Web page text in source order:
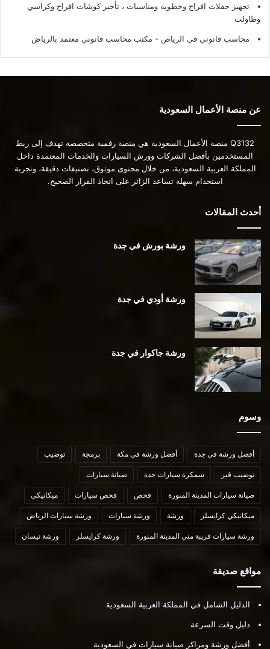
تجهيز حفلات افراح وخطوبة ومناسبات ، تأجير كوشات افراح وكراسي
وطاولت
محاسب قانوني في الرياض - مكتب محاسب قانوني معتمد بالرياض
عن منصة الأعمال السعودية
Q3132 منصة الأعمال السعودية هي منصة رقمية متخصصة تهدف إلى ربط
المستخدمين بأفضل الشركات وورش السيارات والخدمات المعتمدة داخل
المملكة العربية السعودية، من خلال محتوى موثوق، تصنيفات دقيقة، وتجربة
استخدام سهلة تساعد الزائر على اتخاذ القرار الصحيح.
أحدث المقالات
ورشة بورش في جدة
ورشة أودي في جدة
ورشة جاكوار في جدة
وسوم
أفضل ورشة في جدة أفضل ورشة في مكة برمجة توضيب
توضيب قير سمكرة سيارات جدة صيانة سيارات
صيانة سيارات المدينة المنورة فحص فحص سيارات ميكانيكي
ميكانيكي كرايسلر ورشة ورشة سيارات ورشة سيارات الرياض
ورشة سيارات قريبة مني المدينة المنورة ورشة كرايسلر ورشة نيسان
مواقع صديقة
الدليل الشامل في المملكة العربية السعودية
دليل وقت السرعة
أفضل ورشة ومراكز صيانة سيارات في السعودية